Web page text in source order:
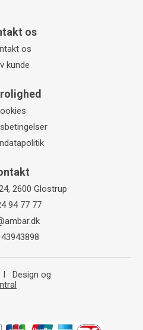
os
os
kunde
2600 Glostrup
94 77 77
l Design og